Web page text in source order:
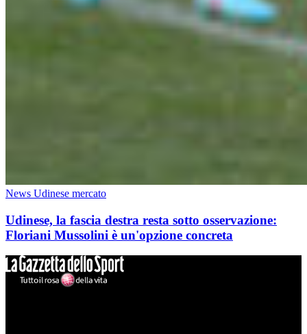
News Udinese mercato
Udinese, la fascia destra resta sotto osservazione:
Floriani Mussolini è un'opzione concreta